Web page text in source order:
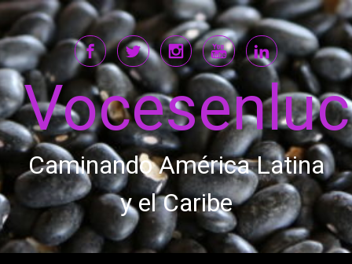
Saltar al contenido principal
Caminando América Latina
y el Caribe